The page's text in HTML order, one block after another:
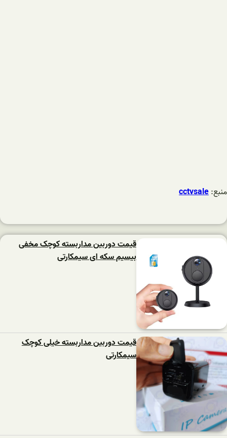
منبع:cctvsale
قیمت دوربین مداربسته کوچک مخفی
بیسیم سکه ای سیمکارتی
قیمت دوربین مداربسته خیلی کوچک
سیمکارتی